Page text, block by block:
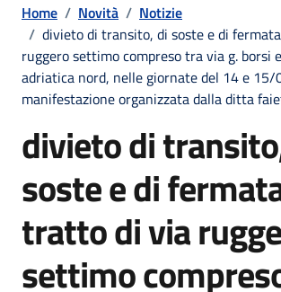
Home / Novità / Notizie
/ divieto di transito, di soste e di
ruggero settimo compreso tra via g. borsi
adriatica nord, nelle giornate del 14 e
manifestazione organizzata dalla ditta
divieto di
soste e di
tratto di via
settimo